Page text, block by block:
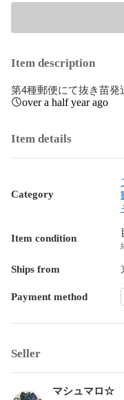
Item description
第4種郵便にて抜き苗発
over a half year ago
Item details
Category
Item condition
Ships from
Payment method
Seller
マシュマロ☆